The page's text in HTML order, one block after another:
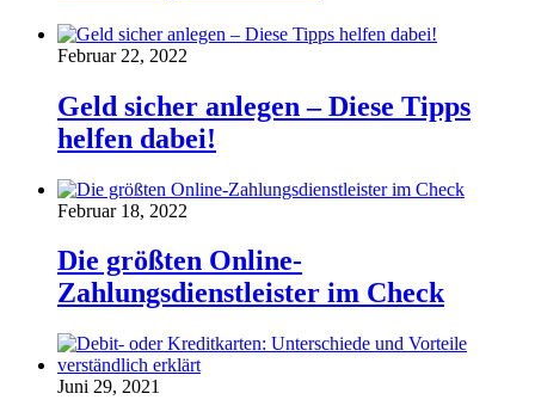
Februar 22, 2022
Geld sicher anlegen – Diese Tipps
helfen dabei!
Februar 18, 2022
Die größten Online-
Zahlungsdienstleister im Check
Juni 29, 2021